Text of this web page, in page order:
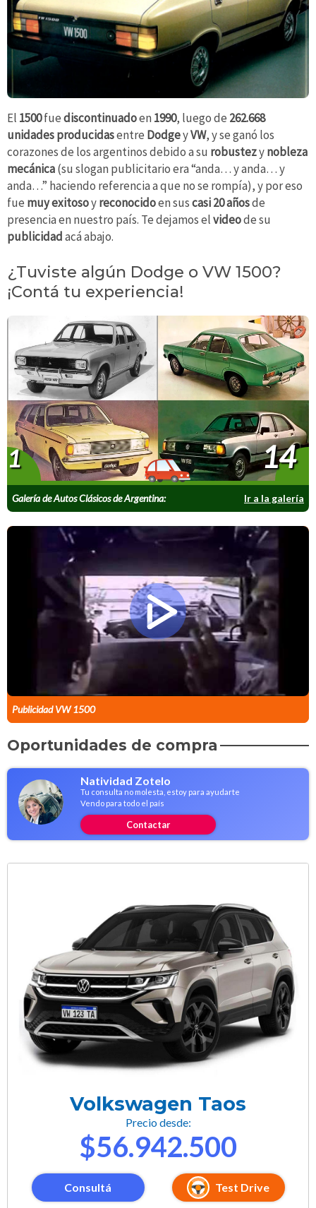
El 1500fuediscontinuadoen 1990, luego de 262.668
unidades producidasentre DodgeyVW, y se ganó los
corazones de los argentinos debido a su robustezynobleza
mecánica(su slogan publicitario era “anda… y anda… y
anda…” haciendo referencia a que no se rompía), y por eso
fue muy exitosoyreconocidoen suscasi 20 añosde
presencia en nuestro país. Te dejamos elvideode su
publicidadacá abajo.
¿Tuviste algún Dodge o VW 1500?
¡Contá tu experiencia!
Galería de Autos Clásicos de Argentina:
Dodge/VW 1500
Ir a la galería
1 14
Publicidad VW 1500
Oportunidades de compra
Natividad Zotelo
Tu consulta no molesta, estoy para ayudarte
Vendo para todo el país
Contactar
Volkswagen Taos
Precio desde:
$56.942.500
Consultá Test Drive